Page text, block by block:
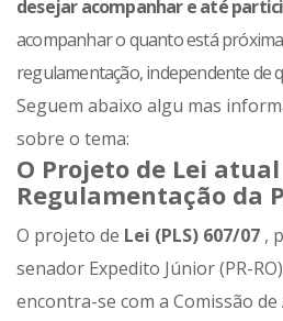
desejar acompanhare até
acompanhar o quanto está
regulamentação, independente de
Seguem abaixo algu mas
sobre o tema:
O Projeto de Lei
Regulamentação da
O projeto de Lei (PLS) 607/07 ,
senador Expedito Júnior (PR-
encontra-se com a Comissão